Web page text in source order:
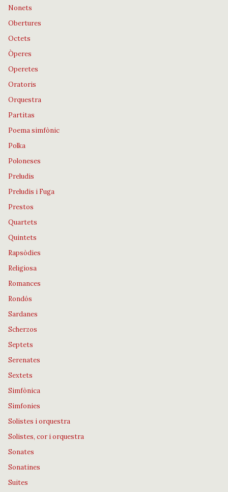
Nonets
Obertures
Octets
Òperes
Operetes
Oratoris
Orquestra
Partitas
Poema simfònic
Polka
Poloneses
Preludis
Preludis i Fuga
Prestos
Quartets
Quintets
Rapsòdies
Religiosa
Romances
Rondós
Sardanes
Scherzos
Septets
Serenates
Sextets
Simfònica
Simfonies
Solistes i orquestra
Solistes, cor i orquestra
Sonates
Sonatines
Suites